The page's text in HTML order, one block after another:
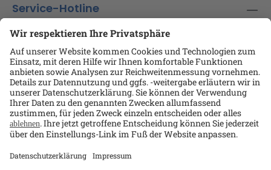
Service-Hotline
Shop-Service
Informationen
Ansprechpartner
Kontakt